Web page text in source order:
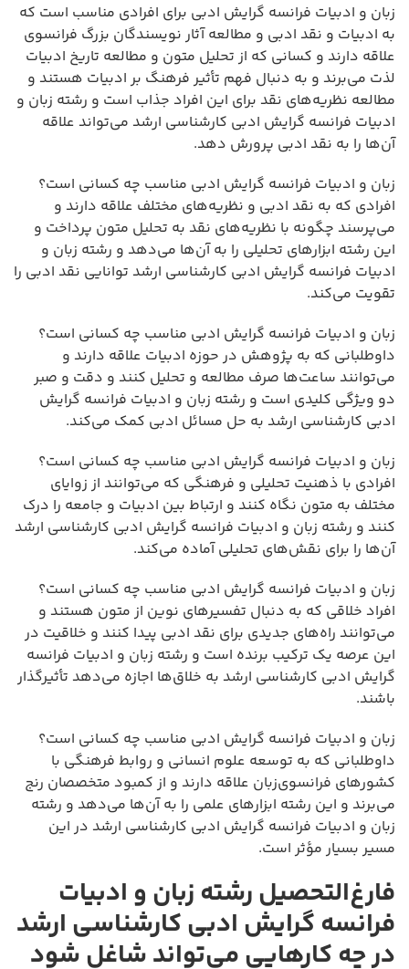
زبان و ادبیات فرانسه گرایش ادبی برای افرادی مناسب است که
به ادبیات و نقد ادبی و مطالعه آثار نویسندگان بزرگ فرانسوی
علاقه دارند و کسانی که از تحلیل متون و مطالعه تاریخ ادبیات
لذت می‌برند و به دنبال فهم تأثیر فرهنگ بر ادبیات هستند و
مطالعه نظریه‌های نقد برای این افراد جذاب است و رشته زبان و
ادبیات فرانسه گرایش ادبی کارشناسی ارشد می‌تواند علاقه
آن‌ها را به نقد ادبی پرورش دهد.
زبان و ادبیات فرانسه گرایش ادبی مناسب چه کسانی است؟
افرادی که به نقد ادبی و نظریه‌های مختلف علاقه دارند و
می‌پرسند چگونه با نظریه‌های نقد به تحلیل متون پرداخت و
این رشته ابزارهای تحلیلی را به آن‌ها می‌دهد و رشته زبان و
ادبیات فرانسه گرایش ادبی کارشناسی ارشد توانایی نقد ادبی را
تقویت می‌کند.
زبان و ادبیات فرانسه گرایش ادبی مناسب چه کسانی است؟
داوطلبانی که به پژوهش در حوزه ادبیات علاقه دارند و
می‌توانند ساعت‌ها صرف مطالعه و تحلیل کنند و دقت و صبر
دو ویژگی کلیدی است و رشته زبان و ادبیات فرانسه گرایش
ادبی کارشناسی ارشد به حل مسائل ادبی کمک می‌کند.
زبان و ادبیات فرانسه گرایش ادبی مناسب چه کسانی است؟
افرادی با ذهنیت تحلیلی و فرهنگی که می‌توانند از زوایای
مختلف به متون نگاه کنند و ارتباط بین ادبیات و جامعه را درک
کنند و رشته زبان و ادبیات فرانسه گرایش ادبی کارشناسی ارشد
آن‌ها را برای نقش‌های تحلیلی آماده می‌کند.
زبان و ادبیات فرانسه گرایش ادبی مناسب چه کسانی است؟
افراد خلاقی که به دنبال تفسیرهای نوین از متون هستند و
می‌توانند راه‌های جدیدی برای نقد ادبی پیدا کنند و خلاقیت در
این عرصه یک ترکیب برنده است و رشته زبان و ادبیات فرانسه
گرایش ادبی کارشناسی ارشد به خلاق‌ها اجازه می‌دهد تأثیرگذار
باشند.
زبان و ادبیات فرانسه گرایش ادبی مناسب چه کسانی است؟
داوطلبانی که به توسعه علوم انسانی و روابط فرهنگی با
کشورهای فرانسوی‌زبان علاقه دارند و از کمبود متخصصان رنج
می‌برند و این رشته ابزارهای علمی را به آن‌ها می‌دهد و رشته
زبان و ادبیات فرانسه گرایش ادبی کارشناسی ارشد در این
مسیر بسیار مؤثر است.
فارغ‌التحصیل رشته زبان و ادبیات
فرانسه گرایش ادبی کارشناسی ارشد
در چه کارهایی می‌تواند شاغل شود